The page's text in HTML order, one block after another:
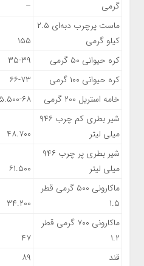
گرمی –
ماست پرچرب دبه‌ای ۲.۵
کیلو گرمی
۱۵۵
کره حیوانی ۵۰ گرمی
۳۵-۳۹
کره حیوانی ۱۰۰ گرمی
۶۶-۷۳
خامه استریل ۲۰۰ گرمی
۵۵.۵۰۰-
شیر بطری کم چرب ۹۴۶
میلی لیتر
۴۸.۷۰۰
شیر بطری پر چرب ۹۴۶
میلی لیتر
۶۱.۵۰۰
ماکارونی ۵۰۰ گرمی قطر
۱.۵
۳۴.۲۰۰
ماکارونی ۷۰۰ گرمی قطر
۱.۲
۴۷
قند
۸۹